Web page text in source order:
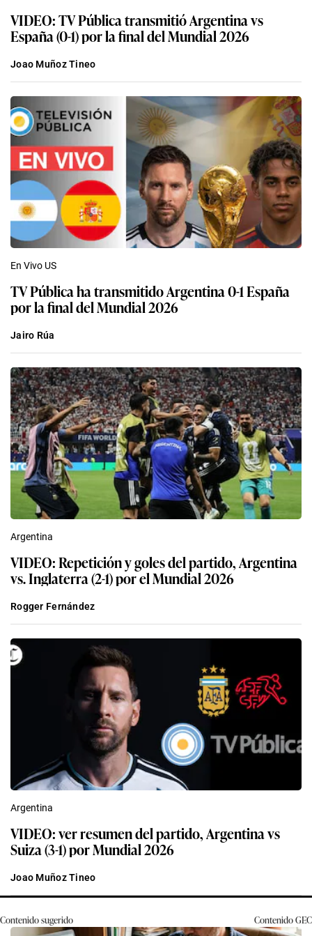
VIDEO: TV Pública transmitió Argentina vs
España (0-1) por la final del Mundial 2026
Joao Muñoz Tineo
En Vivo US
TV Pública ha transmitido Argentina 0-1 España
por la final del Mundial 2026
Jairo Rúa
Argentina
VIDEO: Repetición y goles del partido, Argentina
vs. Inglaterra (2-1) por el Mundial 2026
Rogger Fernández
Argentina
VIDEO: ver resumen del partido, Argentina vs
Suiza (3-1) por Mundial 2026
Joao Muñoz Tineo
Contenido sugerido ContenidoGEC